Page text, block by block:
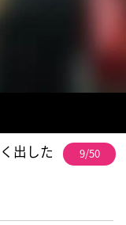
出した
9/50